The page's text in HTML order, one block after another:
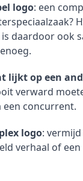
logo: een
daardoor ook
lijkt op een
verward
een concurrent.
logo:
verhaal of